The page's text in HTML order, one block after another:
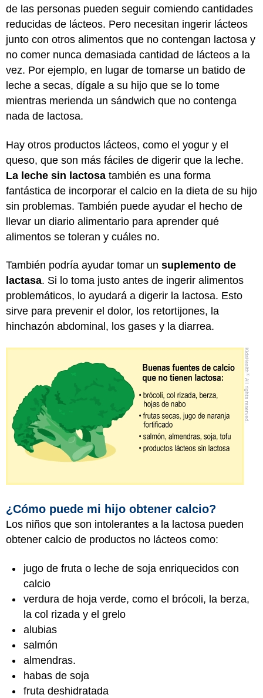
de las personas pueden seguir comiendo cantidades
reducidas de lácteos. Pero necesitan ingerir lácteos
junto con otros alimentos que no contengan lactosa y
no comer nunca demasiada cantidad de lácteos a la
vez. Por ejemplo, en lugar de tomarse un batido de
leche a secas, dígale a su hijo que se lo tome
mientras merienda un sándwich que no contenga
nada de lactosa.
Hay otros productos lácteos, como el yogur y el
queso, que son más fáciles de digerir que la leche.
La leche sin lactosa también es una forma
fantástica de incorporar el calcio en la dieta de su hijo
sin problemas. También puede ayudar el hecho de
llevar un diario alimentario para aprender qué
alimentos se toleran y cuáles no.
También podría ayudar tomar un suplemento de
lactasa. Si lo toma justo antes de ingerir alimentos
problemáticos, lo ayudará a digerir la lactosa. Esto
sirve para prevenir el dolor, los retortijones, la
hinchazón abdominal, los gases y la diarrea.
¿Cómo puede mi hijo obtener calcio?
Los niños que son intolerantes a la lactosa pueden
obtener calcio de productos no lácteos como:
jugo de fruta o leche de soja enriquecidos con
calcio
verdura de hoja verde, como el brócoli, la berza,
la col rizada y el grelo
alubias
salmón
almendras.
habas de soja
fruta deshidratada